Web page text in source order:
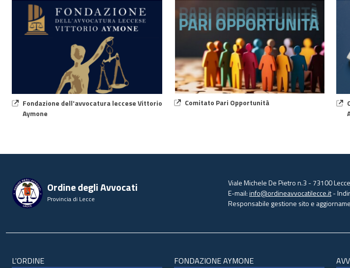
Fondazione dell'avvocatura leccese Vittorio
Aymone
Comitato Pari Opportunità
Ordine degli Avvocati
Provincia di Lecce
Viale Michele De Pietro n.3 - 73100
E-mail:info@ordineavvocatilecce.it-
Responsabile gestione sito e
L'ORDINE FONDAZIONE AYMONE